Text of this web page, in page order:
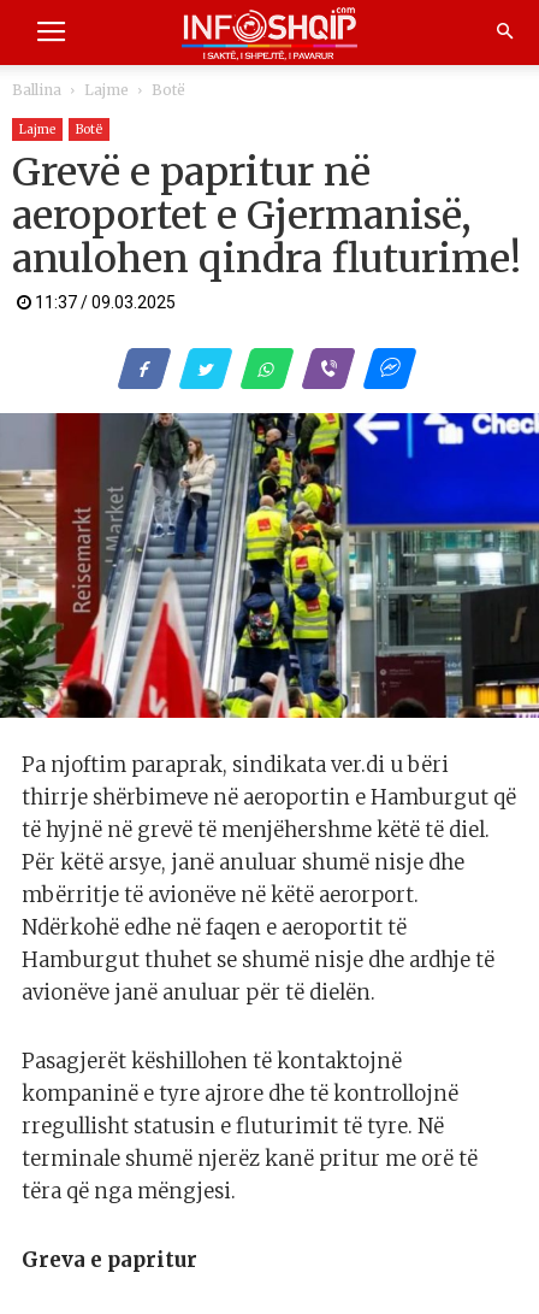
Ballina Lajme Botë
Lajme Botë
Grevë e papritur në
aeroportet e Gjermanisë,
anulohen qindra fluturime!
11:37 / 09.03.2025
Pa njoftim paraprak, sindikata ver.di u bëri
thirrje shërbimeve në aeroportin e Hamburgut që
të hyjnë në grevë të menjëhershme këtë të diel.
Për këtë arsye, janë anuluar shumë nisje dhe
mbërritje të avionëve në këtë aerorport.
Ndërkohë edhe në faqen e aeroportit të
Hamburgut thuhet se shumë nisje dhe ardhje të
avionëve janë anuluar për të dielën.
Pasagjerët këshillohen të kontaktojnë
kompaninë e tyre ajrore dhe të kontrollojnë
rregullisht statusin e fluturimit të tyre. Në
terminale shumë njerëz kanë pritur me orë të
tëra që nga mëngjesi.
Greva e papritur